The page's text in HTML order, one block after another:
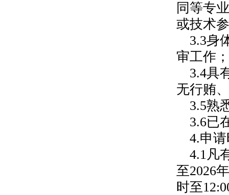
同等专
或技术
3.3身
审工作；
3.4具
无行贿
3.5熟
3.6已
4.申
4.1凡
至2026
时至